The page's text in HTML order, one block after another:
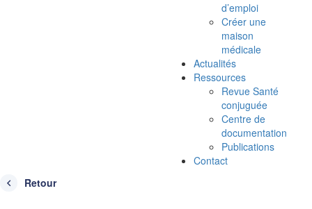
d’emploi
Créer une
maison
médicale
Actualités
Ressources
Revue Santé
conjuguée
Centre de
documentation
Publications
Contact
Retour